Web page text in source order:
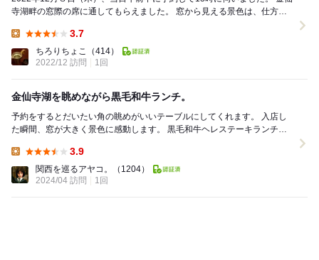
寺湖畔の窓際の席に通してもらえました。 窓から見える景色は、仕方な
3.7
ちろりちょこ
（414）
2022/12 訪問
1回
金仙寺湖を眺めながら黒毛和牛ランチ。
予約をするとだいたい角の眺めがいいテーブルにしてくれます。 入店し
た瞬間、窓が大きく景色に感動します。 黒毛和牛ヘレステーキランチコ
3.9
関西を巡るアヤコ。
（1204）
2024/04 訪問
1回